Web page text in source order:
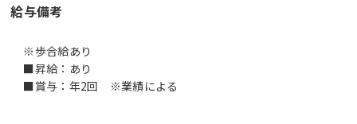
給与備考
※歩合給あり
■昇給：あり
■賞与：年2回 ※業績による